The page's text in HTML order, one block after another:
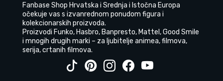
Fanbase Shop Hrvatska i Srednja i Istočna Europa
očekuje vas s izvanrednom ponudom figura i
kolekcionarskih proizvoda.
Proizvodi Funko, Hasbro, Banpresto, Mattel, Good Smile
i mnogih drugih marki – za ljubitelje animea, filmova,
serija, crtanih filmova.